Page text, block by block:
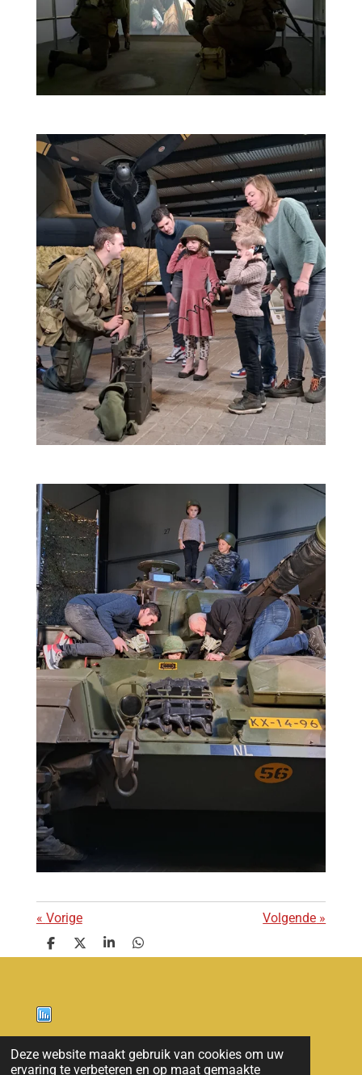
Deze website maakt gebruik van cookies om uw
ervaring te verbeteren en op maat gemaakte
« Vorige Volgende »
D
e
D
e
S
h
D
e
Nieuws
© 2011 - 2026 overloon nieuws